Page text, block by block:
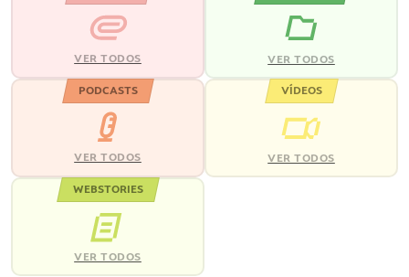
VER TODOS VER TODOS
PODCASTS
VER TODOS
VÍDEOS
VER TODOS
WEBSTORIES
VER TODOS